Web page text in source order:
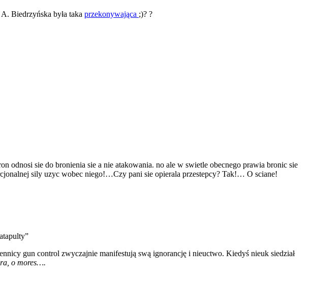
Biedrzyńska była taka przekonywająca ;)? ?
odnosi sie do bronienia sie a nie atakowania. no ale w swietle obecnego prawia bronic sie
sily uzyc wobec niego!…Czy pani sie opierala przestepcy? Tak!… O sciane!
gun control zwyczajnie manifestują swą ignorancję i nieuctwo. Kiedyś nieuk siedział
o mores….